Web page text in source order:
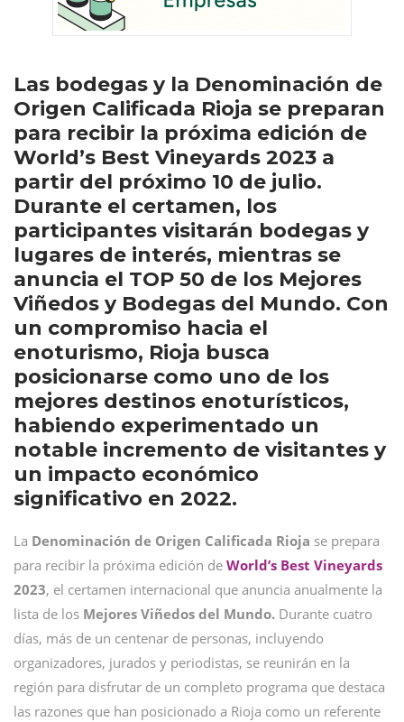
Las bodegas y la Denominación de
Origen Calificada Rioja se preparan
para recibir la próxima edición de
World’s Best Vineyards 2023 a
partir del próximo 10 de julio.
Durante el certamen, los
participantes visitarán bodegas y
lugares de interés, mientras se
anuncia el TOP 50 de los Mejores
Viñedos y Bodegas del Mundo. Con
un compromiso hacia el
enoturismo, Rioja busca
posicionarse como uno de los
mejores destinos enoturísticos,
habiendo experimentado un
notable incremento de visitantes y
un impacto económico
significativo en 2022.
La Denominación de Origen Calificada Rioja se prepara
para recibir la próxima edición de World’s Best Vineyards
2023, el certamen internacional que anuncia anualmente la
lista de los Mejores Viñedos del Mundo. Durante cuatro
días, más de un centenar de personas, incluyendo
organizadores, jurados y periodistas, se reunirán en la
región para disfrutar de un completo programa que destaca
las razones que han posicionado a Rioja como un referente